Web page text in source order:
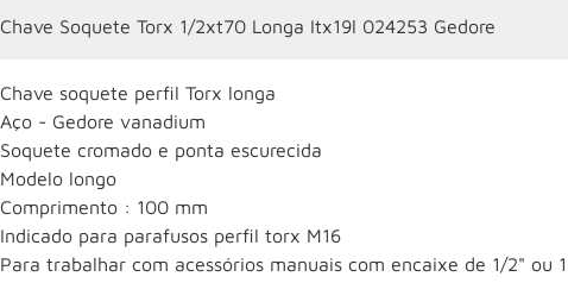
Chave Soquete Torx 1/2xt70 Longa Itx19l 024253 Gedore
Chave soquete perfil Torx longa
Aço - Gedore vanadium
Soquete cromado e ponta escurecida
Modelo longo
Comprimento : 100 mm
Indicado para parafusos perfil torx M16
Para trabalhar com acessórios manuais com encaixe de 1/2" ou